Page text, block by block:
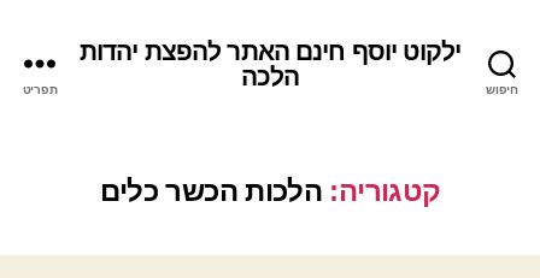
חיפוש
ילקוט יוסף חינם האתר להפצת יהדות
הלכה
תפריט
קטגוריה: הלכות הכשר כלים